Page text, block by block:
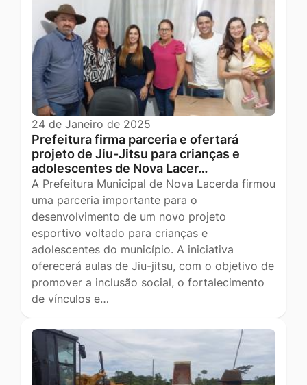
24 de Janeiro de 2025
Prefeitura firma parceria e ofertará
projeto de Jiu-Jitsu para crianças e
adolescentes de Nova Lacer…
A Prefeitura Municipal de Nova Lacerda firmou
uma parceria importante para o
desenvolvimento de um novo projeto
esportivo voltado para crianças e
adolescentes do município. A iniciativa
oferecerá aulas de Jiu-jitsu, com o objetivo de
promover a inclusão social, o fortalecimento
de vínculos e…